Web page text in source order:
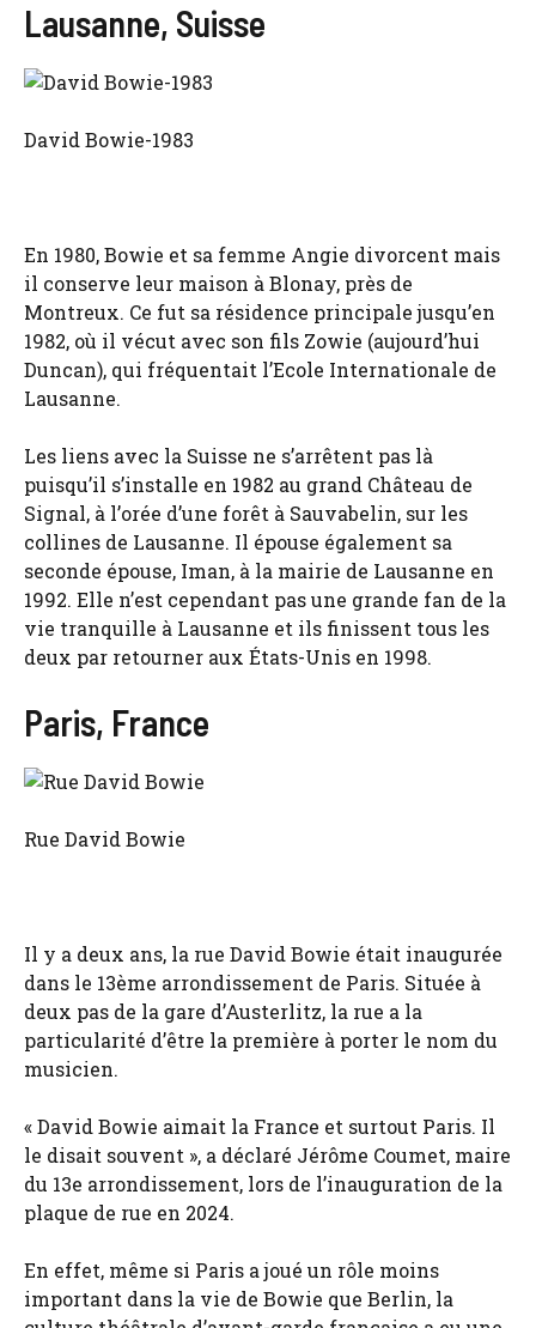
Lausanne, Suisse
David Bowie-1983
En 1980, Bowie et sa femme Angie divorcent mais
il conserve leur maison à Blonay, près de
Montreux. Ce fut sa résidence principale jusqu’en
1982, où il vécut avec son fils Zowie (aujourd’hui
Duncan), qui fréquentait l’Ecole Internationale de
Lausanne.
Les liens avec la Suisse ne s’arrêtent pas là
puisqu’il s’installe en 1982 au grand Château de
Signal, à l’orée d’une forêt à Sauvabelin, sur les
collines de Lausanne. Il épouse également sa
seconde épouse, Iman, à la mairie de Lausanne en
1992. Elle n’est cependant pas une grande fan de la
vie tranquille à Lausanne et ils finissent tous les
deux par retourner aux États-Unis en 1998.
Paris, France
Rue David Bowie
Il y a deux ans, la rue David Bowie était inaugurée
dans le 13ème arrondissement de Paris. Située à
deux pas de la gare d’Austerlitz, la rue a la
particularité d’être la première à porter le nom du
musicien.
« David Bowie aimait la France et surtout Paris. Il
le disait souvent », a déclaré Jérôme Coumet, maire
du 13e arrondissement, lors de l’inauguration de la
plaque de rue en 2024.
En effet, même si Paris a joué un rôle moins
important dans la vie de Bowie que Berlin, la